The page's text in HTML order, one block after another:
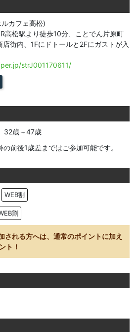
カフェ高松)
高松駅より徒歩10分、ことでん片原町
街内、1Fにドトールと2Fにガストが入
strJ001170611/
32歳～47歳
前後1歳差まではご参加可能です。
WEB割
割
される方へは、通常のポイントに加え
ト！